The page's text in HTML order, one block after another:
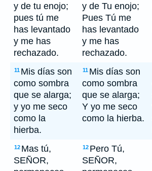
y de tu enojo;
pues tú me
has levantado
y me has
rechazado.
y de Tu enojo;
Pues Tú me
has levantado
y me has
rechazado.
11 Mis días son
como sombra
que se alarga;
y yo me seco
como la
hierba.
11 Mis días son
como sombra
que se alarga;
Y yo me seco
como la hierba.
12 Mas tú,
SEÑOR,
12 Pero Tú,
SEÑOR,